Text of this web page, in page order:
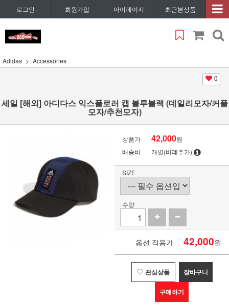
로그인 회원가입 마이페이지 최근본상품
Adidas Accessories
0
세일 [해외] 아디다스 익스플로러 캡 블루블랙 (데일리모자/커플
모자/추천모자)
상품가 42,000원
배송비
개별(비례추가)
SIZE
수량
옵션 적용가 42,000원
관심상품 장바구니
구매하기